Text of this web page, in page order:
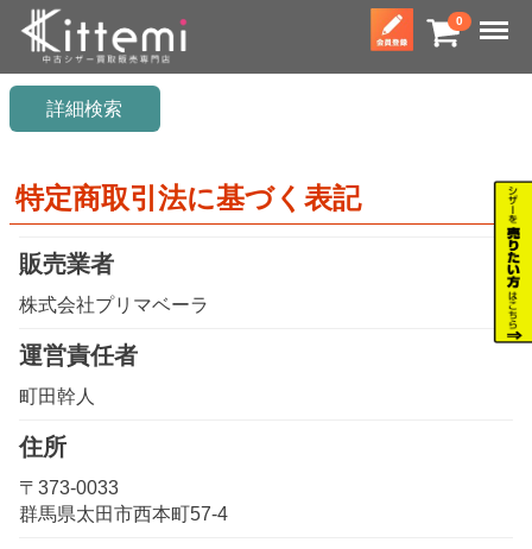
0 Menu
詳細検索
特定商取引法に基づく表記
販売業者
株式会社プリマベーラ
運営責任者
町田幹人
住所
〒373-0033
群馬県太田市西本町57-4